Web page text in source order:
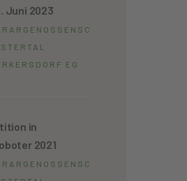
Juni 2023
EG
in
2021